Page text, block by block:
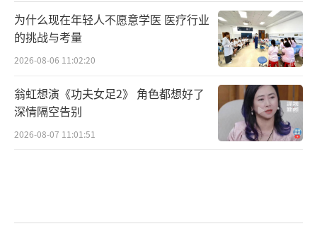
为什么现在年轻人不愿意学医 医疗行业
的挑战与考量
2026-08-06 11:02:20
翁虹想演《功夫女足2》 角色都想好了
深情隔空告别
2026-08-07 11:01:51